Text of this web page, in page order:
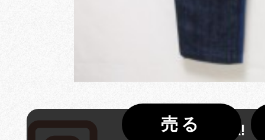
売る
HARVESTA!